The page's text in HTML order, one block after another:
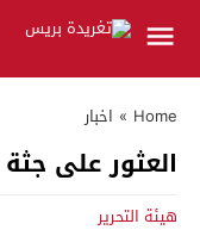
Home
» اخبار
العثور على
هيئة التحرير